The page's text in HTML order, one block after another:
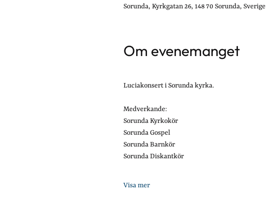
Sorunda, Kyrkgatan 26, 148 70 Sorunda, Sverige
Om evenemanget
Luciakonsert i Sorunda kyrka.
Medverkande:
Sorunda Kyrkokör
Sorunda Gospel
Sorunda Barnkör
Sorunda Diskantkör
Visa mer